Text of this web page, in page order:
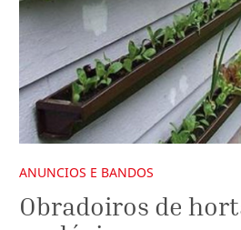
ANUNCIOS E BANDOS
Obradoiros de